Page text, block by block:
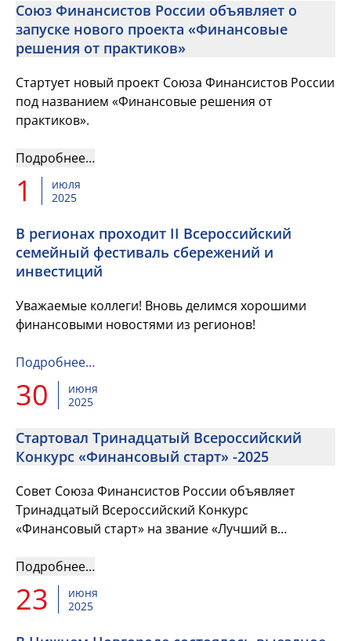
Союз Финансистов России объявляет о
запуске нового проекта «Финансовые
решения от практиков»
Стартует новый проект Союза Финансистов России
под названием «Финансовые решения от
практиков».
Подробнее…
1
июля
2025
В регионах проходит II Всероссийский
семейный фестиваль сбережений и
инвестиций
Уважаемые коллеги! Вновь делимся хорошими
финансовыми новостями из регионов!
Подробнее…
30
июня
2025
Стартовал Тринадцатый Всероссийский
Конкурс «Финансовый старт» -2025
Совет Союза Финансистов России объявляет
Тринадцатый Всероссийский Конкурс
«Финансовый старт» на звание «Лучший в
финансист» для членов Союза Финансистов России
Подробнее…
23
июня
2025